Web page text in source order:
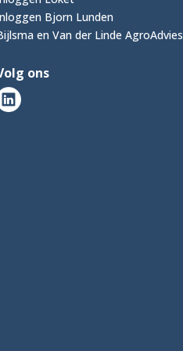
Bjorn Lunden
en Van der Linde AgroAdvies
ons